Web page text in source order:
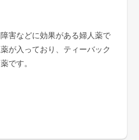
害などに効果がある婦人薬で
が入っており、ティーバック
です。